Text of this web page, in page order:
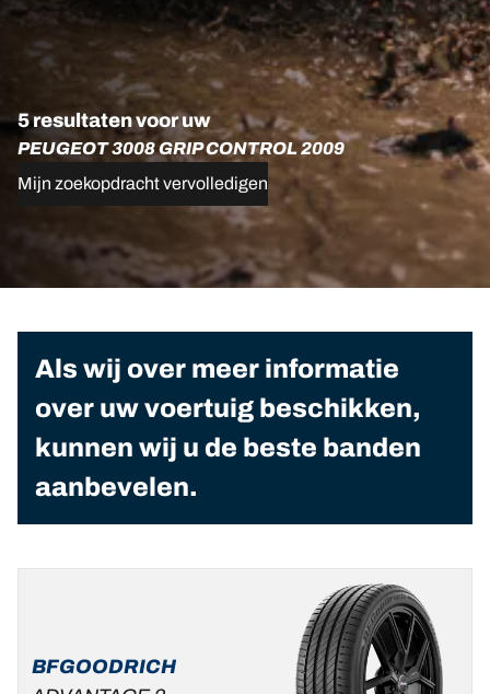
5 resultaten voor uw
PEUGEOT 3008 GRIP CONTROL 2009
Mijn zoekopdracht vervolledigen
Als wij over meer informatie
over uw voertuig beschikken,
kunnen wij u de beste banden
aanbevelen.
BFGOODRICH